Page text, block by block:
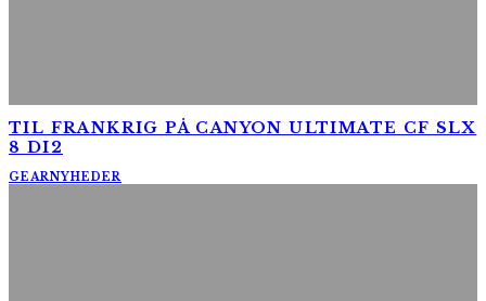
TIL FRANKRIG PÅ CANYON ULTIMATE CF SLX
8 DI2
GEARNYHEDER